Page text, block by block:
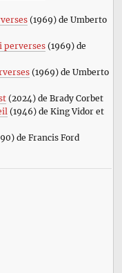
(1969) de Umberto
perverses(1969) de
(1969) de Umberto
(2024) de Brady Corbet
(1946) de King Vidor et
de Francis Ford